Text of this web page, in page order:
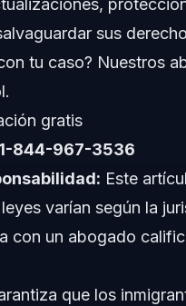
si te afecta
y Florida
debes evitar
esperar
sus
tu caso? Nuestros
gratis
1-844-967-3536
Este
varían según la
con un abogado
que los